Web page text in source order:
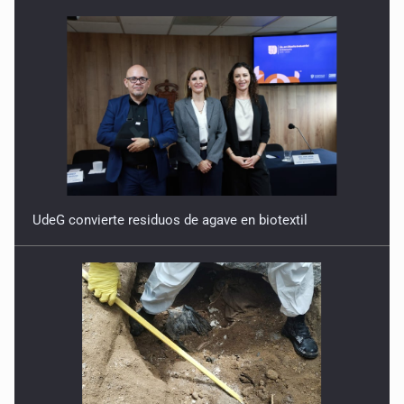
Especulación con el CUSMAX
Palabras ante la impunidad
15 de Abril de 2026
Contra los depredadores
25 de Marzo de 2026
¿Quién dejó entrar a Broxel?
18 de Marzo de 2026
Agua turbia, decisiones opacas
11 de Marzo de 2026
Lo importante vs. lo urgente
UdeG convierte residuos de agave en biotextil